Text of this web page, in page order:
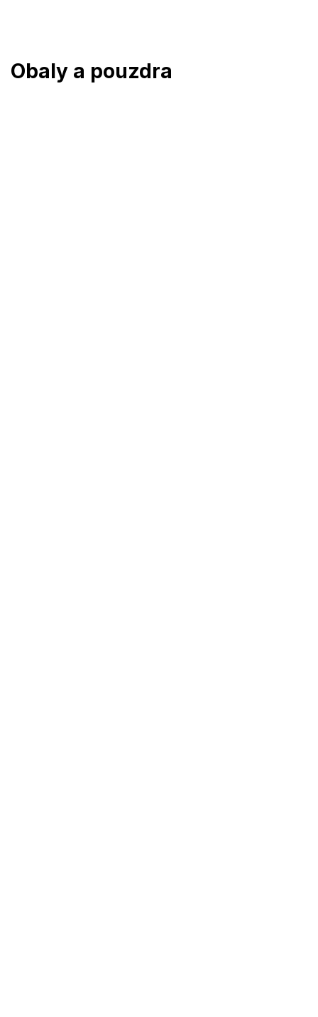
Obaly a pouzdra